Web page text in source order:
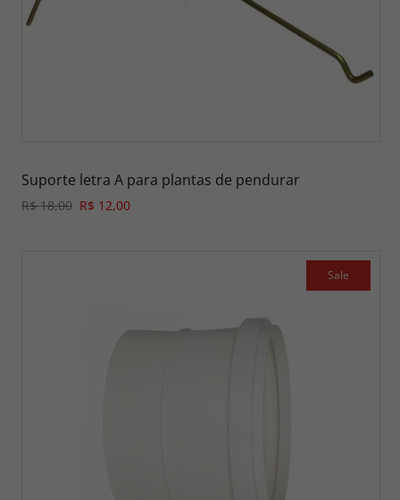
Suporte letra A para plantas de pendurar
R$ 18,00 R$ 12,00
Sale